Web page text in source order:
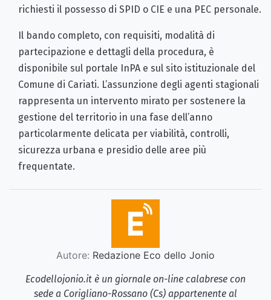
richiesti il possesso di SPID o CIE e una PEC personale.
Il bando completo, con requisiti, modalità di
partecipazione e dettagli della procedura, è
disponibile sul portale InPA e sul sito istituzionale del
Comune di Cariati. L’assunzione degli agenti stagionali
rappresenta un intervento mirato per sostenere la
gestione del territorio in una fase dell’anno
particolarmente delicata per viabilità, controlli,
sicurezza urbana e presidio delle aree più
frequentate.
Autore: Redazione Eco dello Jonio
Ecodellojonio.it è un giornale on-line calabrese con
sede a Corigliano-Rossano (Cs) appartenente al